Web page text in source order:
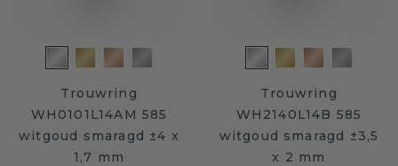
Trouwring
WH0101L14AM 585
witgoud smaragd ±4 x
1,7 mm
Trouwring
WH2140L14B 585
witgoud smaragd ±3,5
x 2 mm